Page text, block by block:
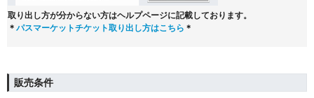
取り出し方が分からない方はヘルプページに記載しております。
＊ パスマーケットチケット取り出し方はこちら ＊
販売条件